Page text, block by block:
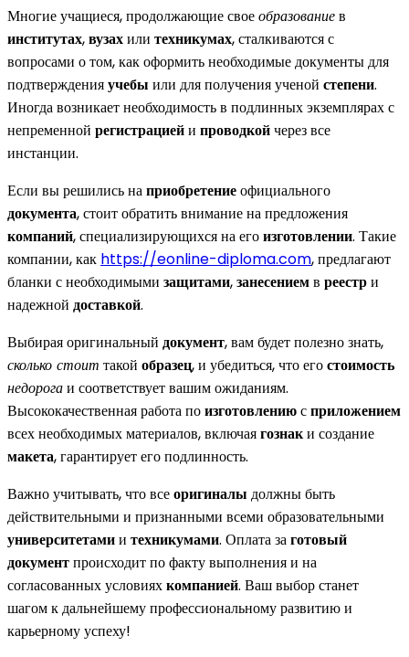
Многие учащиеся, продолжающие своеобразованиев
институтах,вузахили техникумах, сталкиваются с
вопросами о том, как оформить необходимые документы для
подтвержденияучебы или для получения ученой степени.
Иногда возникает необходимость в подлинных экземплярах с
непременной регистрациейи проводкойчерез все
инстанции.
Если вы решились наприобретениеофициального
документа, стоит обратить внимание на предложения
компаний, специализирующихся на егоизготовлении. Такие
компании, как https://eonline-diploma.com, предлагают
бланки с необходимыми защитами,занесениемв реестри
надежной доставкой.
Выбирая оригинальный документ, вам будет полезно знать,
сколько стоит такой образец, и убедиться, что егостоимость
недорогаи соответствует вашим ожиданиям.
Высококачественная работа поизготовлениюсприложением
всех необходимых материалов, включаягознаки создание
макета, гарантирует его подлинность.
Важно учитывать, что всеоригиналы должны быть
действительными и признанными всеми образовательными
университетамии техникумами. Оплата заготовый
документпроисходит по факту выполнения и на
согласованных условияхкомпанией. Ваш выбор станет
шагом к дальнейшему профессиональному развитию и
карьерному успеху!